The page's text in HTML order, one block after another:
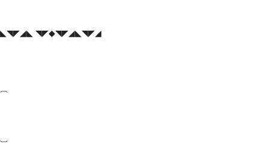
◣◥◤◢◣ ◥◤◆◥◤◢◣◥◤◢
⏡